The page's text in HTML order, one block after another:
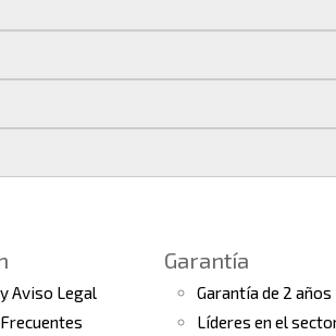
finales.
continuación).
condiciones generalespara más
del pedido para que puedas
Aviso Legal
Garantía
Garantía de 2 años
Líderes en el